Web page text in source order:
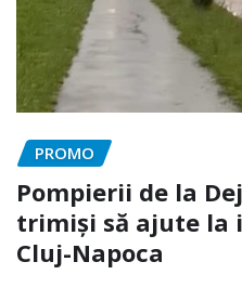
PROMO
Pompierii de la
trimiși să ajute la
Cluj-Napoca